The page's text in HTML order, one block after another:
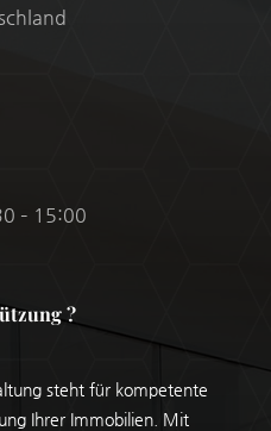
– 15:00
?
steht für kompetente
Ihrer Immobilien. Mit